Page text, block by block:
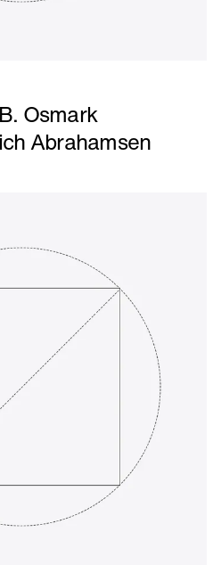
Osmark
Abrahamsen